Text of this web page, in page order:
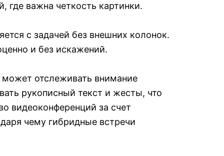
где важна четкость картинки.
с задачей без внешних колонок.
и без искажений.
может отслеживать внимание
рукописный текст и жесты, что
видеоконференций за счет
чему гибридные встречи